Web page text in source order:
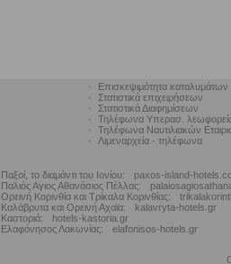
Επισκεψιμότητα καταλυμάτων
Στατιστικά επιχειρήσεων
Στατιστικά Διαφημίσεων
Τηλέφωνα Υπερασ.
Τηλέφωνα Ναυτιλιακών
Λιμεναρχεία - τηλέφωνα
Παξοί, το διαμάντι του Ιονίου:
paxos-island-
Παλιός Αγιος Αθανάσιος Πέλλας:
Ορεινή Κορινθία και Τρίκαλα Κορινθίας:
Καλάβρυτα και Ορεινή Αχαϊα:
kalavryta-hotels.gr
Καστοριά:
hotels-kastoria.gr
Ελαφόνησος Λακωνίας:
elafonisos-hotels.gr